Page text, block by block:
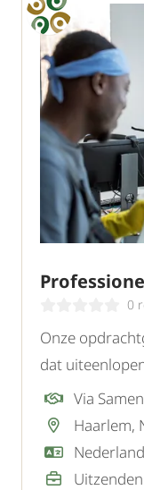
0
Onze
dat
gemeenten,
bibliotheken,
voor kantoren
ervaren
Via
Haarlem,